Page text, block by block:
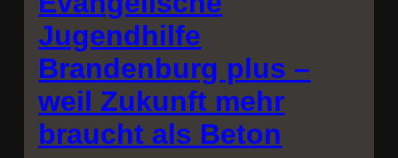
Jugendhilfe
Brandenburg plus –
weil Zukunft mehr
braucht als Beton